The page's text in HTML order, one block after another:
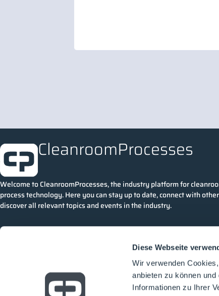
Diese Webseite
Wir verwenden
anbieten zu können
Informationen zu Ihrer
CleanroomProcesses
Welcome to CleanroomProcesses, the industry platform for
process technology. Here you can stay up to date, connect with
discover all relevant topics and events in the industry.